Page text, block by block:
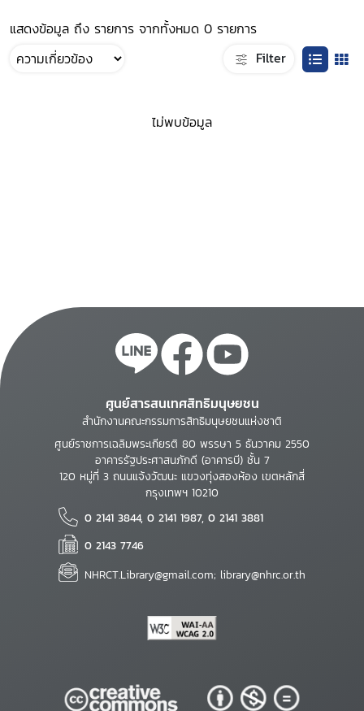
แสดงข้อมูล ถึง รายการ จากทั้งหมด 0 รายการ
Filter
ไม่พบข้อมูล
ศูนย์สารสนเทศสิทธิมนุษยชน
สำนักงานคณะกรรมการสิทธิมนุษยชนแห่งชาติ
ศูนย์ราชการเฉลิมพระเกียรติ 80 พรรษา 5 ธันวาคม 2550
อาคารรัฐประศาสนภักดี (อาคารบี) ชั้น 7
120 หมู่ที่ 3 ถนนแจ้งวัฒนะ แขวงทุ่งสองห้อง เขตหลักสี่
กรุงเทพฯ 10210
0 2141 3844, 0 2141 1987, 0 2141 3881
0 2143 7746
NHRCT.Library@gmail.com; library@nhrc.or.th